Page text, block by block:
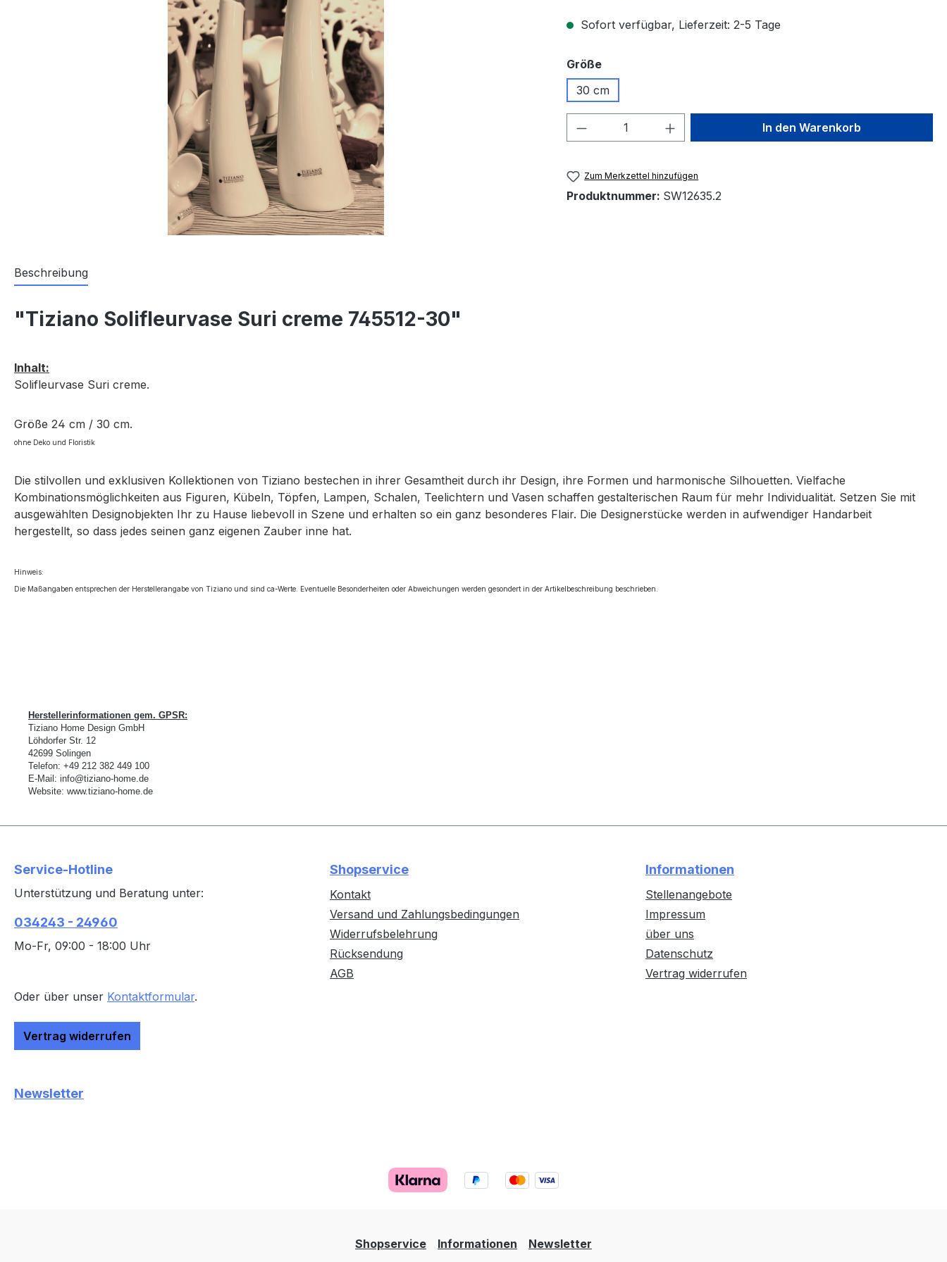
Sofort verfügbar, Lieferzeit: 2-5 Tage
Größeauswählen
30 cm
Produkt Anzahl: Gib den gewünschten Wert
In den Warenkorb
Zum Merkzettel hinzufügen
Produktnummer: SW12635.2
Beschreibung
"Tiziano Solifleurvase Suri creme 745512-30"
Inhalt:
Solifleurvase Suri creme.
Größe 24 cm / 30 cm.
ohne Deko und Floristik
Die stilvollen und exklusiven Kollektionen von Tiziano bestechen in ihrer Gesamtheit durch ihr Design, ihre Formen und harmonische Silhouetten. Vielfache
Kombinationsmöglichkeiten aus Figuren, Kübeln, Töpfen, Lampen, Schalen, Teelichtern und Vasen schaffen gestalterischen Raum für mehr Individualität. Setzen Sie mit
ausgewählten Designobjekten Ihr zu Hause liebevoll in Szene und erhalten so ein ganz besonderes Flair. Die Designerstücke werden in aufwendiger Handarbeit
hergestellt, so dass jedes seinen ganz eigenen Zauber inne hat.
Hinweis:
Die Maßangaben entsprechen der Herstellerangabe von Tiziano und sind ca-Werte. Eventuelle Besonderheiten oder Abweichungen werden gesondert in der Artikelbeschreibung beschrieben.
Herstellerinformationen gem. GPSR:
Tiziano Home Design GmbH
L öhdorfer Str. 12
42699 Solingen
Telefon: +49 212 382 449 100
E-Mail: info@tiziano-home.de
Website: www.tiziano-home.de
Service-Hotline
Unterstützung und Beratung unter:
034243 - 24960
Mo-Fr, 09:00 - 18:00 Uhr
Oder über unser Kontaktformular.
Vertrag widerrufen
Shopservice
Kontakt
Versand und Zahlungsbedingungen
Widerrufsbelehrung
Rücksendung
AGB
Informationen
Stellenangebote
Impressum
über uns
Datenschutz
Vertrag widerrufen
Newsletter
Shopservice Informationen Newsletter